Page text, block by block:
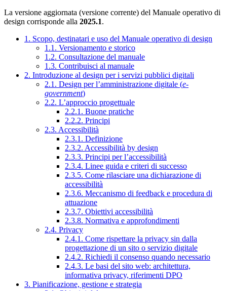
La versione aggiornata (versione corrente) del Manuale operativo di
design corrisponde alla 2025.1.
1. Scopo, destinatari e uso del Manuale operativo di design
1.1. Versionamento e storico
1.2. Consultazione del manuale
1.3. Contribuisci al manuale
2. Introduzione al design per i servizi pubblici digitali
2.1. Design per l’amministrazione digitale (e-
government)
2.2. L’approccio progettuale
2.2.1. Buone pratiche
2.2.2. Principi
2.3. Accessibilità
2.3.1. Definizione
2.3.2. Accessibilità by design
2.3.3. Principi per l’accessibilità
2.3.4. Linee guida e criteri di successo
2.3.5. Come rilasciare una dichiarazione di
accessibilità
2.3.6. Meccanismo di feedback e procedura di
attuazione
2.3.7. Obiettivi accessibilità
2.3.8. Normativa e approfondimenti
2.4. Privacy
2.4.1. Come rispettare la privacy sin dalla
progettazione di un sito o servizio digitale
2.4.2. Richiedi il consenso quando necessario
2.4.3. Le basi del sito web: architettura,
informativa privacy, riferimenti DPO
3. Pianificazione, gestione e strategia